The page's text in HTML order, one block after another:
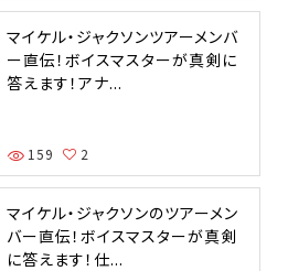
マイケル・ジャクソンツアーメンバ
ー直伝！ボイスマスターが真剣に
答えます！アナ...
159 2
マイケル・ジャクソンのツアーメン
バー直伝！ボイスマスターが真剣
に答えます！仕...